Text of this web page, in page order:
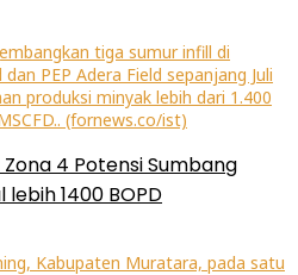
Zona 4 Potensi Sumbang
lebih 1400 BOPD